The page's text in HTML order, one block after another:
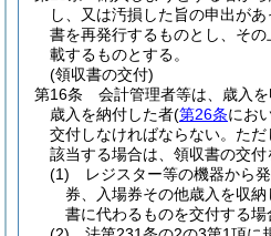
し、又は汚損した旨の申出が
書を再発行するものとし、そ
載するものとする。
(領収書の交付)
第16条
会計管理者等は、歳入
歳入を納付した者(第26条にお
交付しなければならない。 ただ
該当する場合は、領収書の交付
(1)
レジスター等の機器から
券、入場券その他歳入を収
書に代わるものを交付する場